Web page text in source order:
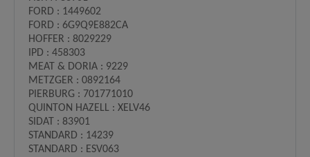
FORD : 1449602
FORD : 6G9Q9E882CA
HOFFER : 8029229
IPD : 458303
MEAT & DORIA : 9229
METZGER : 0892164
PIERBURG : 701771010
QUINTON HAZELL : XELV46
SIDAT : 83901
STANDARD : 14239
STANDARD : ESV063